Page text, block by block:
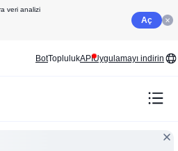
veri analizi
Aç
BotToplulukAPIUygulamayı indirin